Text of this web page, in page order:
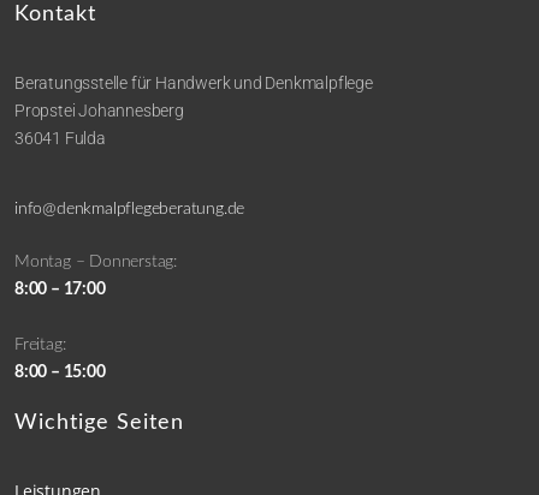
Kontakt
Beratungsstelle für Handwerk und Denkmalpflege
Propstei Johannesberg
36041 Fulda
info@denkmalpflegeberatung.de
Montag – Donnerstag:
8:00 – 17:00
Freitag:
8:00 – 15:00
Wichtige Seiten